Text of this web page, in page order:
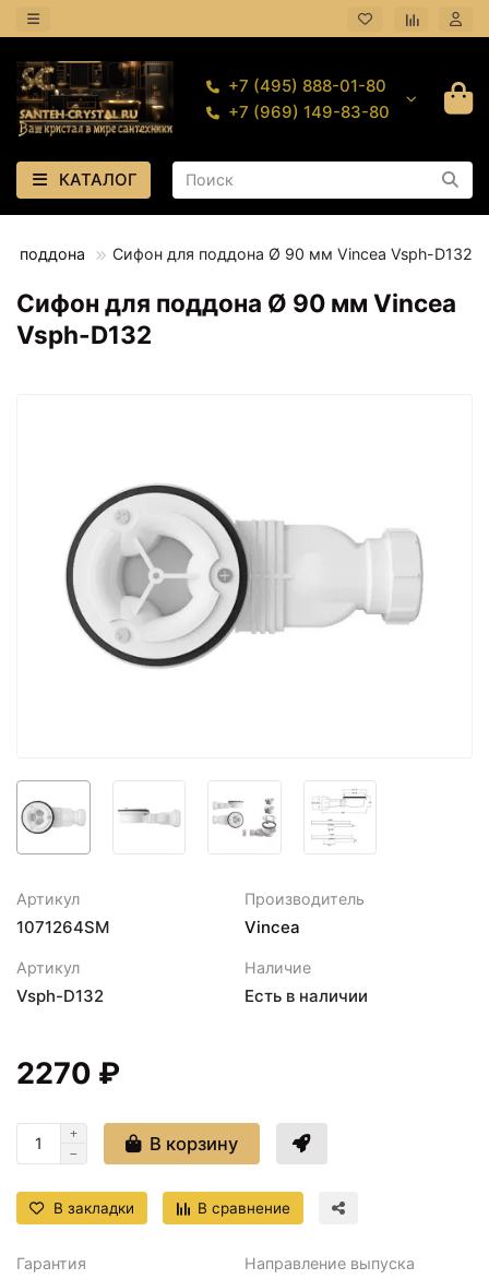
+7 (495) 888-01-80
+7 (969) 149-83-80
КАТАЛОГ
поддона Сифон для поддона Ø 90 мм Vincea Vsph-D132
Сифон для поддона Ø 90 мм Vincea
Vsph-D132
Артикул
1071264SM
Производитель
Vincea
Артикул
Vsph-D132
Наличие
Есть в наличии
2270 ₽
В корзину
В закладки В сравнение
Гарантия Направление выпуска